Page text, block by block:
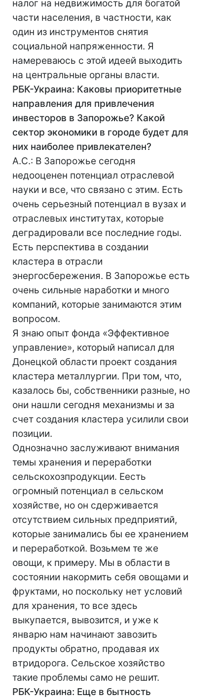
налог на недвижимость для богатой
части населения, в частности, как
один из инструментов снятия
социальной напряженности. Я
намереваюсь с этой идеей выходить
на центральные органы власти.
РБК-Украина: Каковы приоритетные
направления для привлечения
инвесторов в Запорожье? Какой
сектор экономики в городе будет для
них наиболее привлекателен?
А.С.: В Запорожье сегодня
недооценен потенциал отраслевой
науки и все, что связано с этим. Есть
очень серьезный потенциал в вузах и
отраслевых институтах, которые
деградировали все последние годы.
Есть перспектива в создании
кластера в отрасли
энергосбережения. В Запорожье есть
очень сильные наработки и много
компаний, которые занимаются этим
вопросом.
Я знаю опыт фонда «Эффективное
управление», который написал для
Донецкой области проект создания
кластера металлургии. При том, что,
казалось бы, собственники разные, но
они нашли сегодня механизмы и за
счет создания кластера усилили свои
позиции.
Однозначно заслуживают внимания
темы хранения и переработки
сельскохозпродукции. Еесть
огромный потенциал в сельском
хозяйстве, но он сдерживается
отсутствием сильных предприятий,
которые занимались бы ее хранением
и переработкой. Возьмем те же
овощи, к примеру. Мы в области в
состоянии накормить себя овощами и
фруктами, но поскольку нет условий
для хранения, то все здесь
выкупается, вывозится, и уже к
январю нам начинают завозить
продукты обратно, продавая их
втридорога. Сельское хозяйство
такие проблемы само не решит.
РБК-Украина: Еще в бытность